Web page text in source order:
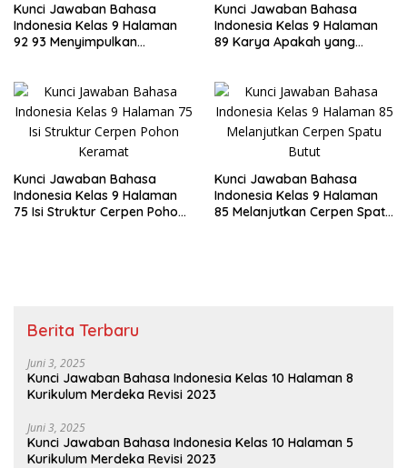
Kunci Jawaban Bahasa
Indonesia Kelas 9 Halaman
92 93 Menyimpulkan
Kunci Jawaban Bahasa
Indonesia Kelas 9 Halaman
89 Karya Apakah yang
Kunci Jawaban Bahasa
Indonesia Kelas 9 Halaman
75 Isi Struktur Cerpen Pohon
Kunci Jawaban Bahasa
Indonesia Kelas 9 Halaman
85 Melanjutkan Cerpen Spatu
Berita Terbaru
Juni 3, 2025
Kunci Jawaban Bahasa Indonesia Kelas 10 Halaman 8
Kurikulum Merdeka Revisi 2023
Juni 3, 2025
Kunci Jawaban Bahasa Indonesia Kelas 10 Halaman 5
Kurikulum Merdeka Revisi 2023